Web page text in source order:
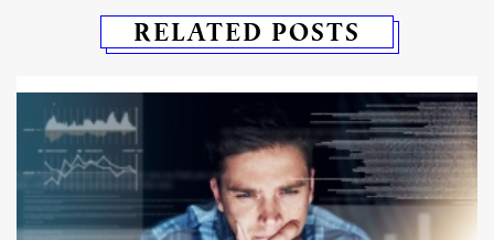
RELATED POSTS